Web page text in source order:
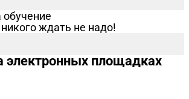
обучение
никого ждать не надо!
электронных площадках